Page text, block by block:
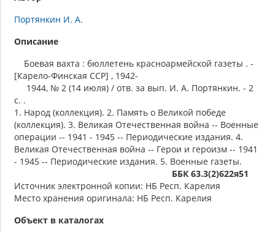
Портянкин И. А.
Описание
Боевая вахта : бюллетень красноармейской газеты . -
[Карело-Финская ССР] , 1942-
1944, № 2 (14 июля) / отв. за вып. И. А. Портянкин. - 2
c. .
1. Народ (коллекция). 2. Память о Великой победе
(коллекция). 3. Великая Отечественная война -- Военные
операции -- 1941 - 1945 -- Периодические издания. 4.
Великая Отечественная война -- Герои и героизм -- 1941
- 1945 -- Периодические издания. 5. Военные газеты.
ББК 63.3(2)622я51
Источник электронной копии: НБ Респ. Карелия
Место хранения оригинала: НБ Респ. Карелия
Объект в каталогах